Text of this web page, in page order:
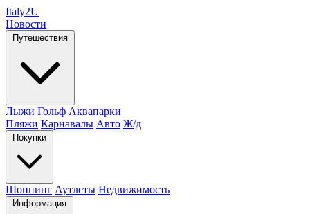
Italy2U
Новости
Путешествия
Лыжи Гольф Аквапарки
Пляжи Карнавалы Авто Ж/д
Покупки
Шоппинг Аутлеты Недвижимость
Информация